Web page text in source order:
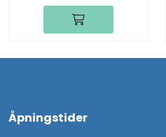
Åpningstider